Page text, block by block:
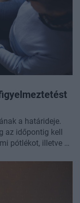
milliárdok
nyilatkozatot.
a határideje.
az időpontig kell
pótlékot, illetve a
adót. A
valamint az
az eSZJA-